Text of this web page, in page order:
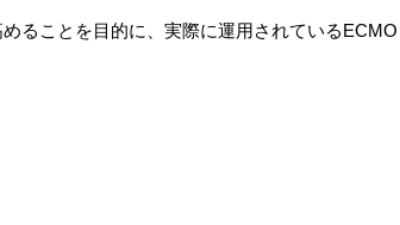
ることを目的に、実際に運用されている